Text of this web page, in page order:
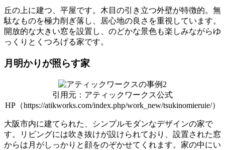
丘の上に建つ、平屋です。木目の引き立つ外壁が特徴的。無
駄なものを極力削ぎ落し、居心地の良さを重視しています。
開放的な大きい窓を設置し、のどかな景色も楽しみながらゆ
っくりとくつろげる家です。
月明かりが照らす家
引用元：アティックワークス公式
HP（https://atikworks.com/index.php/work_new/tsukinomieruie/）
大阪市内に建てられた、シンプルモダンなデザインの家で
す。リビングには吹き抜けが設けられており、設置された窓
からは月がしっかりと顔をのぞかせてくれます。家の中にい